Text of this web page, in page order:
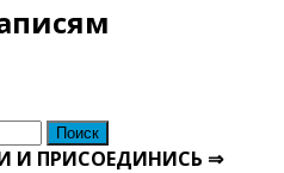
И ПРИСОЕДИНИСЬ ⇒